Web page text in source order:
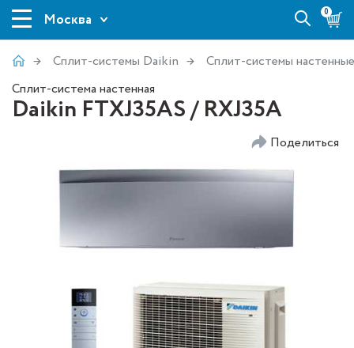
Москва 0
Сплит-системы Daikin
Сплит-системы настенные
Сплит-система настенная
Daikin FTXJ35AS / RXJ35A
Поделиться